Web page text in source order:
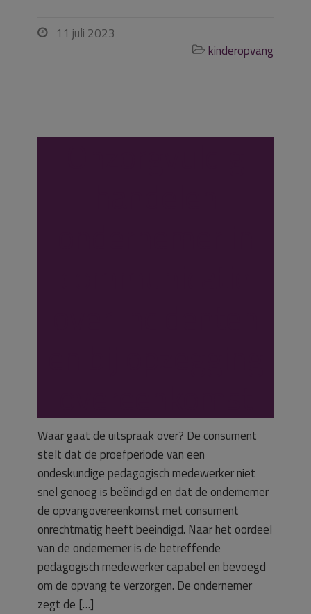
 11 juli 2023
 kinderopvang
Waar gaat de uitspraak over? De consument
stelt dat de proefperiode van een
ondeskundige pedagogisch medewerker niet
snel genoeg is beëindigd en dat de ondernemer
de opvangovereenkomst met consument
onrechtmatig heeft beëindigd. Naar het oordeel
van de ondernemer is de betreffende
pedagogisch medewerker capabel en bevoegd
om de opvang te verzorgen. De ondernemer
zegt de […]